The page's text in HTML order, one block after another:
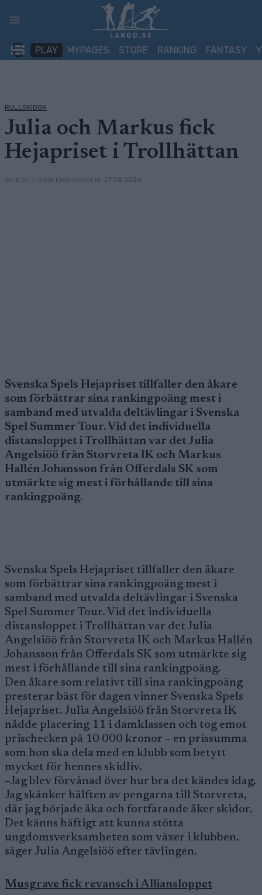
PLAY MYPAGES STORE RANKING FANTASY
RULLSKIDOR
Julia och Markus fick
Hejapriset i Trollhättan
AV KJELL-ERIK KRISTIANSEN• 27.08.2024
Svenska Spels Hejapriset tillfaller den åkare
som förbättrar sina rankingpoäng mest i
samband med utvalda deltävlingar i Svenska
Spel Summer Tour. Vid det individuella
distansloppet i Trollhättan var det Julia
Angelsiöö från Storvreta IK och Markus
Hallén Johansson från Offerdals SK som
utmärkte sig mest i förhållande till sina
rankingpoäng.
Svenska Spels Hejapriset tillfaller den åkare
som förbättrar sina rankingpoäng mest i
samband med utvalda deltävlingar i Svenska
Spel Summer Tour. Vid det individuella
distansloppet i Trollhättan var det Julia
Angelsiöö från Storvreta IK och Markus Hallén
Johansson från Offerdals SK som utmärkte sig
mest i förhållande till sina rankingpoäng.
Den åkare som relativt till sina rankingpoäng
presterar bäst för dagen vinner Svenska Spels
Hejapriset. Julia Angelsiöö från Storvreta IK
nådde placering 11 i damklassen och tog emot
prischecken på 10 000 kronor – en prissumma
som hon ska dela med en klubb som betytt
mycket för hennes skidliv.
–Jag blev förvånad över hur bra det kändes idag.
Jag skänker hälften av pengarna till Storvreta,
där jag började åka och fortfarande åker skidor.
Det känns häftigt att kunna stötta
ungdomsverksamheten som växer i klubben.
säger Julia Angelsiöö efter tävlingen.
Musgrave fick revansch i Alliansloppet